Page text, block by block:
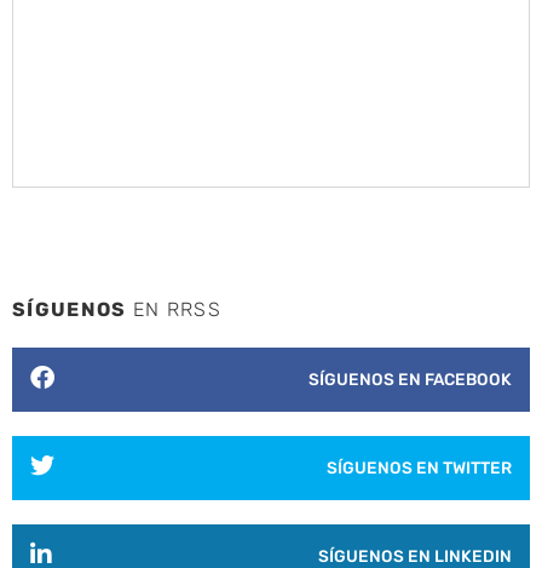
SÍGUENOS EN RRSS
SÍGUENOS EN FACEBOOK
SÍGUENOS EN TWITTER
SÍGUENOS EN LINKEDIN